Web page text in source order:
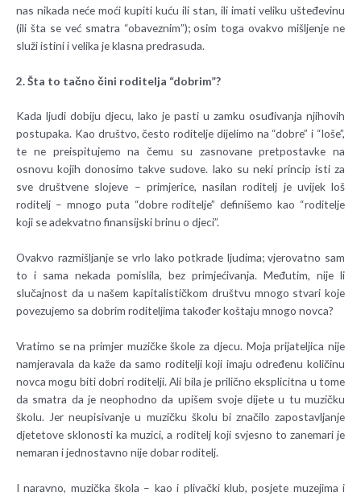
nas nikada neće moći kupiti kuću ili stan, ili imati veliku ušteđevinu
(ili šta se već smatra “obaveznim”); osim toga ovakvo mišljenje ne
služi istini i velika je klasna predrasuda.
2. Šta to tačno čini roditelja “dobrim”?
Kada ljudi dobiju djecu, lako je pasti u zamku osuđivanja njihovih
postupaka. Kao društvo, često roditelje dijelimo na “dobre” i “loše”,
te ne preispitujemo na čemu su zasnovane pretpostavke na
osnovu kojih donosimo takve sudove. Iako su neki princip isti za
sve društvene slojeve – primjerice, nasilan roditelj je uvijek loš
roditelj – mnogo puta “dobre roditelje” definišemo kao “roditelje
koji se adekvatno finansijski brinu o djeci”.
Ovakvo razmišljanje se vrlo lako potkrade ljudima; vjerovatno sam
to i sama nekada pomislila, bez primjećivanja. Međutim, nije li
slučajnost da u našem kapitalističkom društvu mnogo stvari koje
povezujemo sa dobrim roditeljima također koštaju mnogo novca?
Vratimo se na primjer muzičke škole za djecu. Moja prijateljica nije
namjeravala da kaže da samo roditelji koji imaju određenu količinu
novca mogu biti dobri roditelji. Ali bila je prilično eksplicitna u tome
da smatra da je neophodno da upišem svoje dijete u tu muzičku
školu. Jer neupisivanje u muzičku školu bi značilo zapostavljanje
djetetove sklonosti ka muzici, a roditelj koji svjesno to zanemari je
nemaran i jednostavno nije dobar roditelj.
I naravno, muzička škola – kao i plivački klub, posjete muzejima i